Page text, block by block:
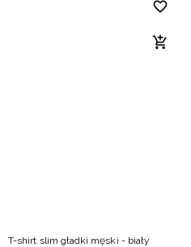
T-shirt slim gładki męski - biały